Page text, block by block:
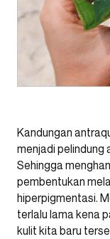
Kandungan
menjadi pelindung
Sehingga
pembentukan
hiperpigmentasi.
terlalu lama kena
kulit kita baru